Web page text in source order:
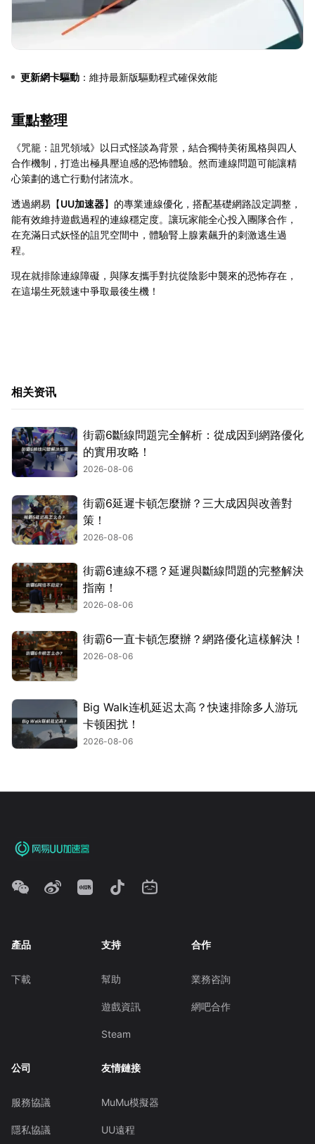
更新網卡驅動 ：維持最新版驅動程式確保效能
重點整理
《咒籠：詛咒領域》以日式怪談為背景，結合獨特美術風格與四人
合作機制，打造出極具壓迫感的恐怖體驗。然而連線問題可能讓精
心策劃的逃亡行動付諸流水。
透過網易【UU加速器】的專業連線優化，搭配基礎網路設定調整，
能有效維持遊戲過程的連線穩定度。讓玩家能全心投入團隊合作，
在充滿日式妖怪的詛咒空間中，體驗腎上腺素飆升的刺激逃生過
程。
現在就排除連線障礙，與隊友攜手對抗從陰影中襲來的恐怖存在，
在這場生死競速中爭取最後生機！
相关资讯
街霸6斷線問題完全解析：從成因到網路優化
的實用攻略！
2026-08-06
街霸6延遲卡頓怎麼辦？三大成因與改善對
策！
2026-08-06
街霸6連線不穩？延遲與斷線問題的完整解決
指南！
2026-08-06
街霸6一直卡頓怎麼辦？網路優化這樣解決！
2026-08-06
Big Walk连机延迟太高？快速排除多人游玩
卡顿困扰！
2026-08-06
產品
下載
支持
幫助
遊戲資訊
Steam
合作
業務咨詢
網吧合作
公司
服務協議
隱私協議
友情鏈接
MuMu模擬器
UU遠程